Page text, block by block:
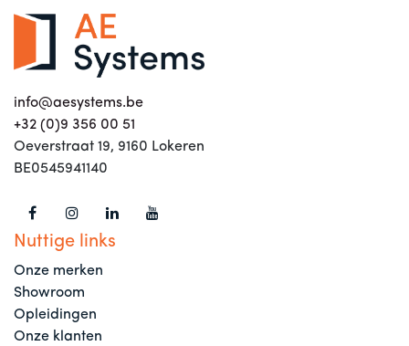
info@aesystems.be
+32 (0)9 356 00 51
Oeverstraat 19, 9160 Lokeren
BE0545941140
Nuttige links
Onze merken
Showroom
Opleidingen
Onze klanten